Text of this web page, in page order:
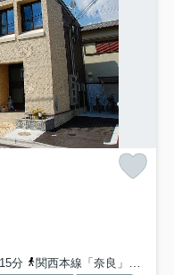
分
関西本線「奈良」駅 徒歩20分